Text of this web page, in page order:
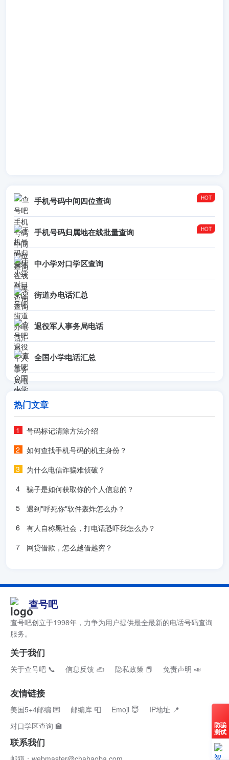
手机号码中间四位查询
手机号码归属地在线批量查询
中小学对口学区查询
街道办电话汇总
退役军人事务局电话
全国小学电话汇总
热门文章
号码标记清除方法介绍
如何查找手机号码的机主身份？
为什么电信诈骗难侦破？
骗子是如何获取你的个人信息的？
遇到"呼死你"软件轰炸怎么办？
有人自称黑社会，打电话恐吓我怎么办？
网贷借款，怎么越借越穷？
查号吧
查号吧创立于1998年，力争为用户提供最全最新的电话号码查询
服务。
关于我们
关于查号吧 📞 信息反馈 ✍ 隐私政策 📕 免责声明 📣
友情链接
美国5+4邮编 💌 邮编库 📮 Emoji 😇
IP地址 📍
对口学区查询 🏫
联系我们
防骗
测试